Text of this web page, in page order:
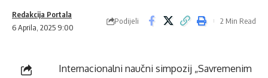
6 Aprila, 2025 9:00
Redakcija Portala
Podijeli 2 Min Read
Internacionalni naučni simpozij „Savremenim